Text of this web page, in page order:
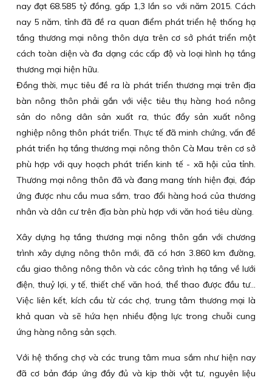
nay đạt 68.585 tỷ đồng, gấp 1,3 lần so với năm 2015. Cách
nay 5 năm, tỉnh đã đề ra quan điểm phát triển hệ thống hạ
tầng thương mại nông thôn dựa trên cơ sở phát triển một
cách toàn diện và đa dạng các cấp độ và loại hình hạ tầng
thương mại hiện hữu.
Đồng thời, mục tiêu đề ra là phát triển thương mại trên địa
bàn nông thôn phải gắn với việc tiêu thụ hàng hoá nông
sản do nông dân sản xuất ra, thúc đẩy sản xuất nông
nghiệp nông thôn phát triển. Thực tế đã minh chứng, vấn đề
phát triển hạ tầng thương mại nông thôn Cà Mau trên cơ sở
phù hợp với quy hoạch phát triển kinh tế - xã hội của tỉnh.
Thương mại nông thôn đã và đang mang tính hiện đại, đáp
ứng được nhu cầu mua sắm, trao đổi hàng hoá của thương
nhân và dân cư trên địa bàn phù hợp với văn hoá tiêu dùng.
Xây dựng hạ tầng thương mại nông thôn gắn với chương
trình xây dựng nông thôn mới, đã có hơn 3.860 km đường,
cầu giao thông nông thôn và các công trình hạ tầng về lưới
điện, thuỷ lợi, y tế, thiết chế văn hoá, thể thao được đầu tư…
Việc liên kết, kích cầu từ các chợ, trung tâm thương mại là
khả quan và sẽ hứa hẹn nhiều động lực trong chuỗi cung
ứng hàng nông sản sạch.
Với hệ thống chợ và các trung tâm mua sắm như hiện nay
đã cơ bản đáp ứng đầy đủ và kịp thời vật tư, nguyên liệu